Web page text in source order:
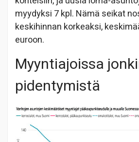
myydyksi 7 kpl. Nämä seikat
keskihinnan korkeaksi,
euroon.
Myyntiajoissa
pidentymistä